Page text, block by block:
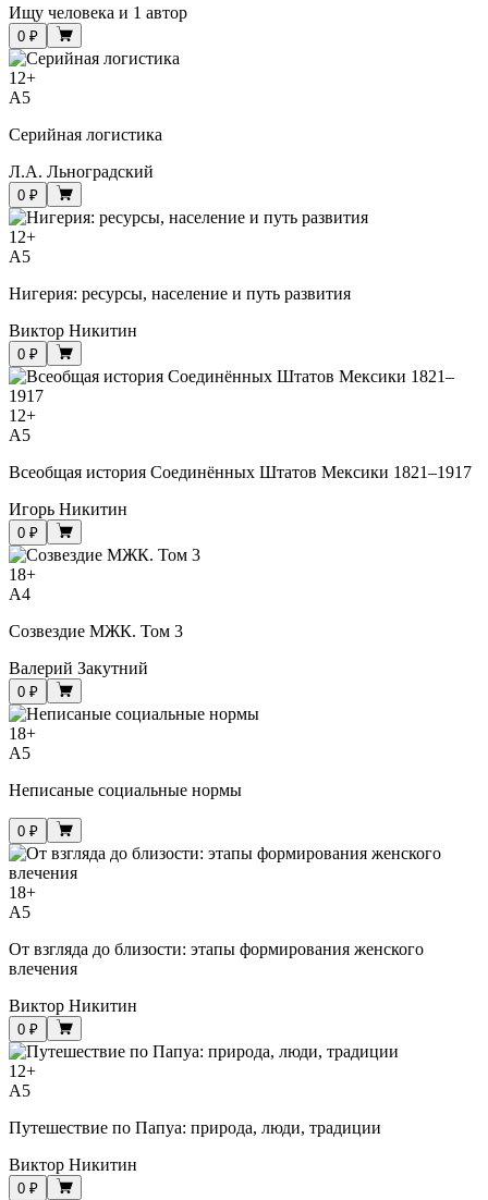
Ищу человека и 1 автор
0 ₽
12+
A5
Серийная логистика
Л.А. Льноградский
0 ₽
12+
A5
Нигерия: ресурсы, население и путь развития
Виктор Никитин
0 ₽
12+
A5
Всеобщая история Соединённых Штатов Мексики 1821–1917
Игорь Никитин
0 ₽
18+
A4
Созвездие МЖК. Том 3
Валерий Закутний
0 ₽
18+
A5
Неписаные социальные нормы
0 ₽
18+
A5
От взгляда до близости: этапы формирования женского
влечения
Виктор Никитин
0 ₽
12+
A5
Путешествие по Папуа: природа, люди, традиции
Виктор Никитин
0 ₽